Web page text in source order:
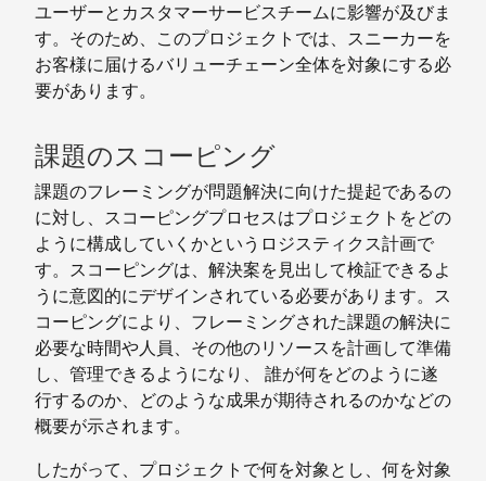
ユーザーとカスタマーサービスチームに影響が及びま
す。そのため、このプロジェクトでは、スニーカーを
お客様に届けるバリューチェーン全体を対象にする必
要があります。
課題のスコーピング
課題のフレーミングが問題解決に向けた提起であるの
に対し、スコーピングプロセスはプロジェクトをどの
ように構成していくかというロジスティクス計画で
す。スコーピングは、解決案を見出して検証できるよ
うに意図的にデザインされている必要があります。ス
コーピングにより、フレーミングされた課題の解決に
必要な時間や人員、その他のリソースを計画して準備
し、管理できるようになり、 誰が何をどのように遂
行するのか、どのような成果が期待されるのかなどの
概要が示されます。
したがって、プロジェクトで何を対象とし、何を対象